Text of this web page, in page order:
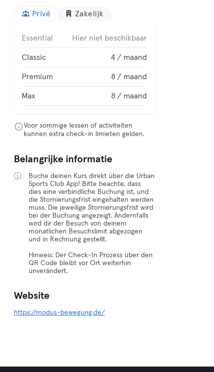
Privé Zakelijk
Essential Hier niet beschikbaar
Classic 4 / maand
Premium 8 / maand
Max 8 / maand
Voor sommige lessen of activiteiten
kunnen extra check-in limieten gelden.
Belangrijke informatie
Buche deinen Kurs direkt über die Urban
Sports Club App! Bitte beachte, dass
dies eine verbindliche Buchung ist, und
die Stornierungsfrist eingehalten werden
muss. Die jeweilige Stornierungsfrist wird
bei der Buchung angezeigt. Andernfalls
wird dir der Besuch von deinem
monatlichen Besuchslimit abgezogen
und in Rechnung gestellt.
Hinweis: Der Check-In Prozess über den
QR Code bleibt vor Ort weiterhin
unverändert.
Website
https://modus-bewegung.de/